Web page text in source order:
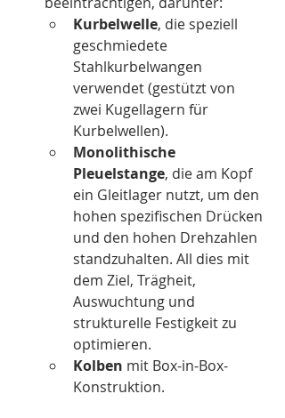
Kurbelwelle, die speziell
geschmiedete
Stahlkurbelwangen
verwendet (gestützt von
zwei Kugellagern für
Kurbelwellen).
Monolithische
Pleuelstange, die am Kopf
ein Gleitlager nutzt, um den
hohen spezifischen Drücken
und den hohen Drehzahlen
standzuhalten. All dies mit
dem Ziel, Trägheit,
Auswuchtung und
strukturelle Festigkeit zu
optimieren.
Kolben mit Box-in-Box-
Konstruktion.